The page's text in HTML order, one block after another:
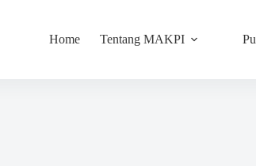
Home Tentang MAKPI